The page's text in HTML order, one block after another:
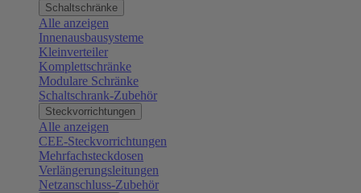
Schaltschränke
Alle anzeigen
Innenausbausysteme
Kleinverteiler
Komplettschränke
Modulare Schränke
Schaltschrank-Zubehör
Steckvorrichtungen
Alle anzeigen
CEE-Steckvorrichtungen
Mehrfachsteckdosen
Verlängerungsleitungen
Netzanschluss-Zubehör